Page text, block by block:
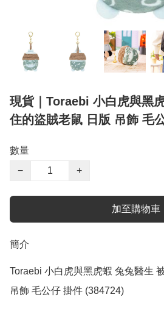
現貨｜Toraebi 小白虎與黑
住的盜賊老鼠 日版 吊飾 毛
數量
−
+
加至購物車
簡介
Toraebi 小白虎與黑虎蝦 兔兔醫生
吊飾 毛公仔 掛件 (384724)